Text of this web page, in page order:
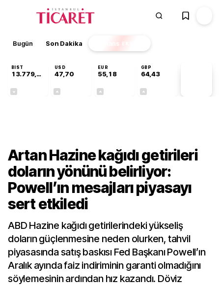
Bugün Son Dakika Finans EKSTRA
BIST
13.779,39
USD
47,70
EUR
55,18
GBP
64,43
Artan Hazine kağıdı getirileri
doların yönünü belirliyor:
Powell’ın mesajları piyasayı
sert etkiledi
ABD Hazine kağıdı getirilerindeki yükseliş
doların güçlenmesine neden olurken, tahvil
piyasasında satış baskısı Fed Başkanı Powell’ın
Aralık ayında faiz indiriminin garanti olmadığını
söylemesinin ardından hız kazandı. Döviz